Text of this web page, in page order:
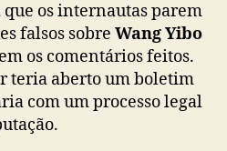
c
i
p
a
ç
os internautas parem
falsos sobre Wang Yibo
os comentários feitos.
teria aberto um boletim
com um processo legal